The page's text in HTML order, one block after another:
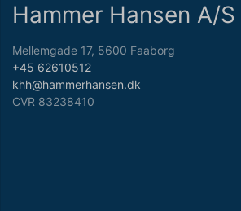
Hammer Hansen A/S
Mellemgade 17, 5600 Faaborg
+45 62610512
khh@hammerhansen.dk
CVR 83238410